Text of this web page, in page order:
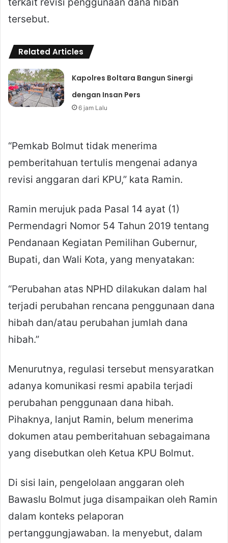
tersebut.
Related Articles
Kapolres Boltara Bangun Sinergi
dengan Insan Pers
6 jam Lalu
“Pemkab Bolmut tidak menerima
pemberitahuan tertulis mengenai adanya
revisi anggaran dari KPU,” kata Ramin.
Ramin merujuk pada Pasal 14 ayat (1)
Permendagri Nomor 54 Tahun 2019 tentang
Pendanaan Kegiatan Pemilihan Gubernur,
Bupati, dan Wali Kota, yang menyatakan:
“Perubahan atas NPHD dilakukan dalam hal
terjadi perubahan rencana penggunaan dana
hibah dan/atau perubahan jumlah dana
hibah.”
Menurutnya, regulasi tersebut mensyaratkan
adanya komunikasi resmi apabila terjadi
perubahan penggunaan dana hibah.
Pihaknya, lanjut Ramin, belum menerima
dokumen atau pemberitahuan sebagaimana
yang disebutkan oleh Ketua KPU Bolmut.
Di sisi lain, pengelolaan anggaran oleh
Bawaslu Bolmut juga disampaikan oleh Ramin
dalam konteks pelaporan
pertanggungjawaban. Ia menyebut, dalam